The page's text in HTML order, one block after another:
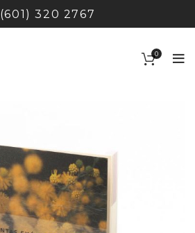
(601) 320 2767
0